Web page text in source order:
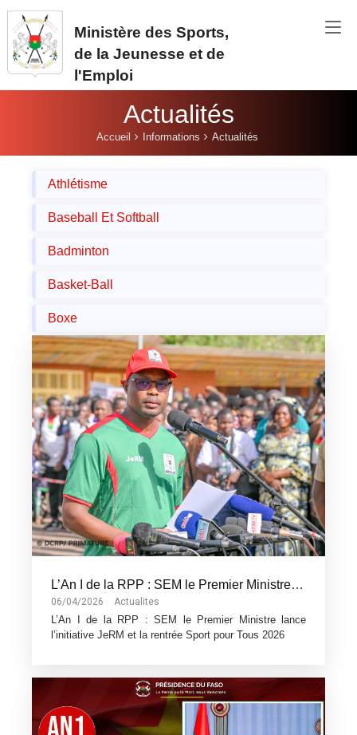
Aller au contenu principal
Ministère des Sports,
de la Jeunesse et de
l'Emploi
Actualités
Accueil Informations Actualités
Athlétisme
Baseball Et Softball
Badminton
Basket-Ball
Boxe
L’An I de la RPP : SEM le Premier Ministre lance l’initiative JeRM et la rentrée Sport pour Tous 2026
06/04/2026 Actualites
L’An I de la RPP : SEM le Premier Ministre lance
l’initiative JeRM et la rentrée Sport pour Tous 2026